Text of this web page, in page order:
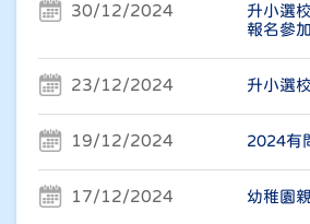
30/12/2024
升小選
報名參
23/12/2024 升小選
19/12/2024 2024有
17/12/2024 幼稚園